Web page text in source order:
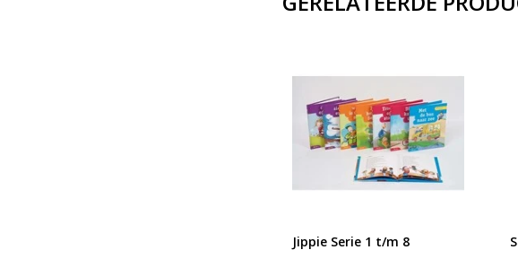
Jippie Serie 1 t/m 8